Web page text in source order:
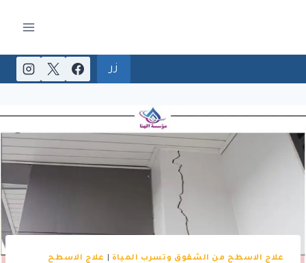
زر
علاج الاسطح من الشقوق وتسرب المياة
علاج الاسطح